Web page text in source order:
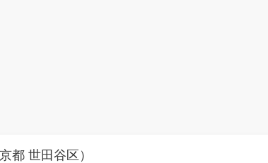
都 世田谷区）